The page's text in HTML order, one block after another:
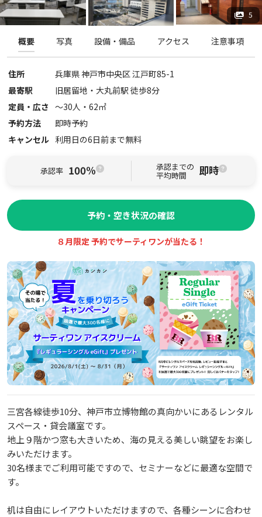
5
概要 写真 設備・備品 アクセス 注意事項
住所 兵庫県神戸市中央区江戸町85-1
最寄駅
旧居留地・大丸前駅 徒歩8分
定員・広さ 〜30人・ 62㎡
予約方法
即時予約
キャンセル 利用日の6日前まで無料
承認率 100% 承認までの
平均時間 即時
予約・空き状況の確認
８月限定 予約でサーティワンが当たる！
三宮各線徒歩10分、神戸市立博物館の真向かいにあるレンタル
スペース・貸会議室です。
地上９階かつ窓も大きいため、海の見える美しい眺望をお楽し
みいただけます。
30名様までご利用可能ですので、セミナーなどに最適な空間で
す。
机は自由にレイアウトいただけますので、各種シーンに合わせ